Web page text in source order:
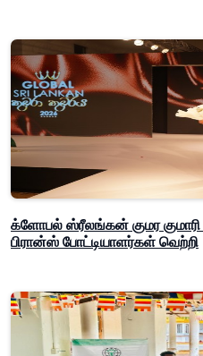
க்ளோபல் ஸ்ரீலங்கன் குமர குமாரி
பிரான்ஸ் போட்டியாளர்கள் வெற்றி